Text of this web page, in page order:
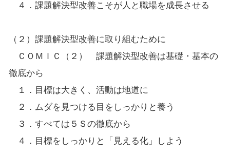
４．課題解決型改善こそが人と職場を成長させる
（２）課題解決型改善に取り組むために
ＣＯＭＩＣ（２） 課題解決型改善は基礎・基本の
徹底から
１．目標は大きく、活動は地道に
２．ムダを見つける目をしっかりと養う
３．すべては５Ｓの徹底から
４．目標をしっかりと「見える化」しよう